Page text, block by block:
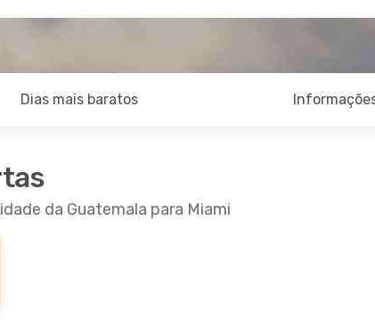
Dias mais baratos
da Guatemala para Miami